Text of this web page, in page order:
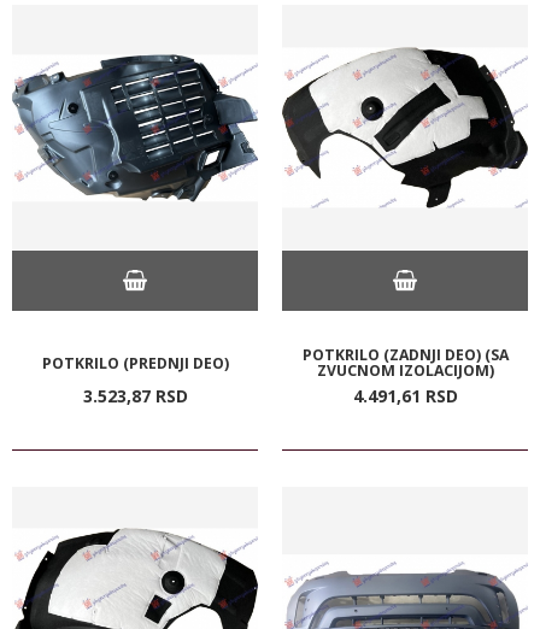
POTKRILO (PREDNJI DEO)
3.523,87 RSD
POTKRILO (ZADNJI DEO) (SA
ZVUCNOM IZOLACIJOM)
4.491,61 RSD